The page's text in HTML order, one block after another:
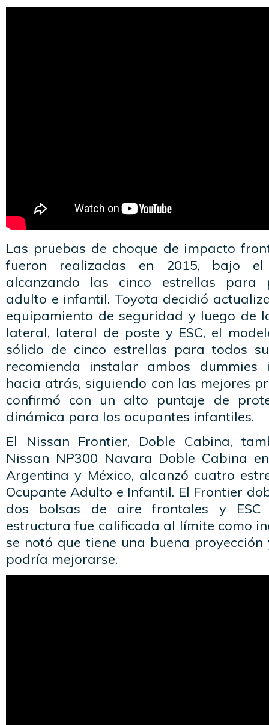
Las pruebas de choque de impacto
fueron realizadas en 2015, bajo el
alcanzando las cinco estrellas para
adulto e infantil. Toyota decidió
equipamiento de seguridad y luego de
lateral, lateral de poste y ESC, el
sólido de cinco estrellas para todos
recomienda instalar ambos dummies
hacia atrás, siguiendo con las mejores
confirmó con un alto puntaje de
dinámica para los ocupantes infantiles.
El Nissan Frontier, Doble Cabina,
Nissan NP300 Navara Doble Cabina
Argentina y México, alcanzó cuatro
Ocupante Adulto e Infantil. El Frontier
dos bolsas de aire frontales y ESC
estructura fue calificada al límite como
se notó que tiene una buena
podría mejorarse.